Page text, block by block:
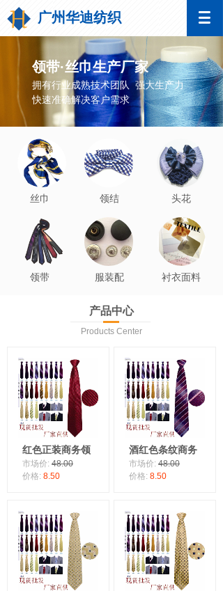
广州华迪纺织
领带·丝巾生产厂家
拥有行业成熟技术团队 强大生产力
快速准确解决客户需求
衬衣面料
服装配
领带
头花
领结
丝巾
红色正装商务领
市场价: 48.00
价格: 8.50
酒红色条纹商务
市场价: 48.00
价格: 8.50
Products Center
产品中心